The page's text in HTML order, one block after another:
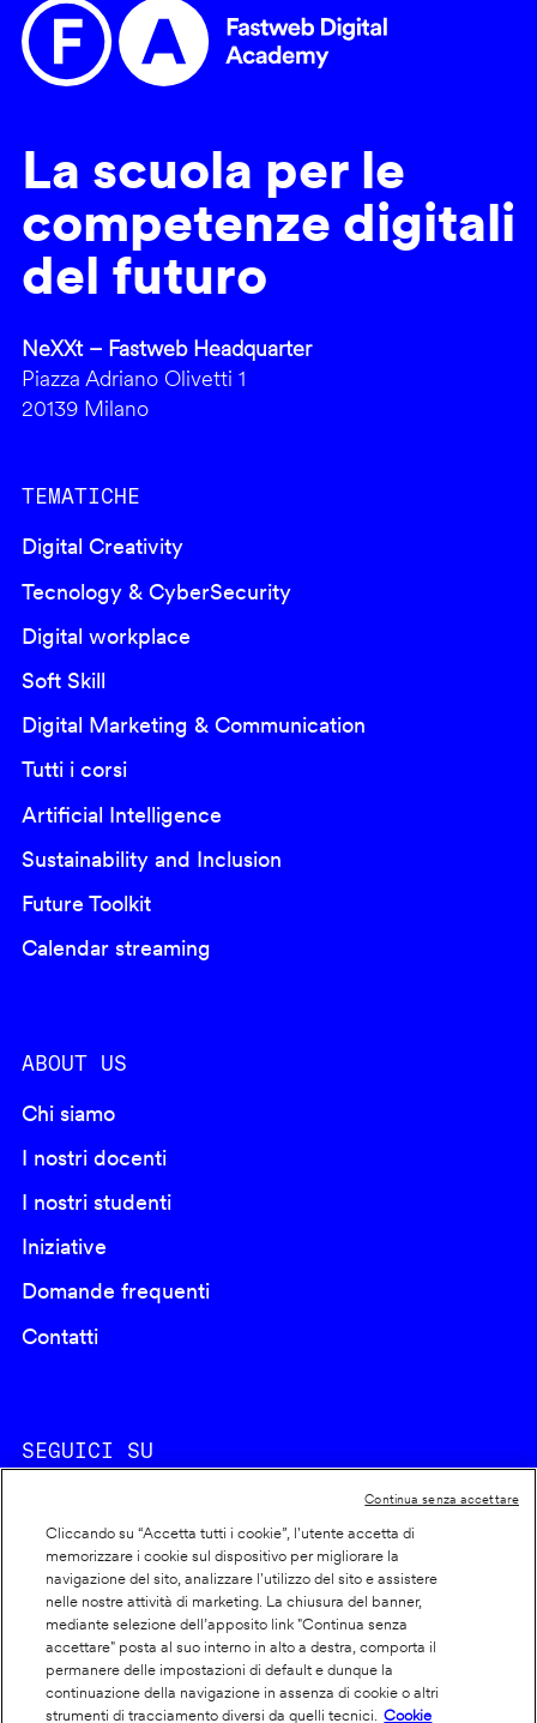
La scuola per le
competenze digitali
del futuro
NeXXt – Fastweb Headquarter
Piazza Adriano Olivetti 1
20139 Milano
TEMATICHE
Digital Creativity
Tecnology & CyberSecurity
Digital workplace
Soft Skill
Digital Marketing & Communication
Tutti i corsi
Artificial Intelligence
Sustainability and Inclusion
Future Toolkit
Calendar streaming
ABOUT US
Chi siamo
I nostri docenti
I nostri studenti
Iniziative
Domande frequenti
Contatti
SEGUICI SU
Footer
info
Cookie policy
Dichiarazione di accessibilità
Privacy
Cliccando su “Accetta tutti i cookie”, l'utente accetta di
memorizzare i cookie sul dispositivo per migliorare la
navigazione del sito, analizzare l'utilizzo del sito e assistere
nelle nostre attività di marketing. La chiusura del banner,
mediante selezione dell’apposito link "Continua senza
accettare" posta al suo interno in alto a destra, comporta il
permanere delle impostazioni di default e dunque la
continuazione della navigazione in assenza di cookie o altri
strumenti di tracciamento diversi da quelli tecnici.
Cookie
Continua senza accettare